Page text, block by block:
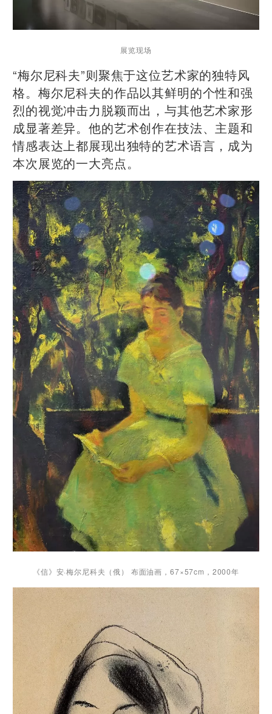
展览现场
“梅尔尼科夫”则聚焦于这位艺术家的独特风
格。梅尔尼科夫的作品以其鲜明的个性和强
烈的视觉冲击力脱颖而出，与其他艺术家形
成显著差异。他的艺术创作在技法、主题和
情感表达上都展现出独特的艺术语言，成为
本次展览的一大亮点。
《信》安·梅尔尼科夫（俄） 布面油画，67×57cm，2000年